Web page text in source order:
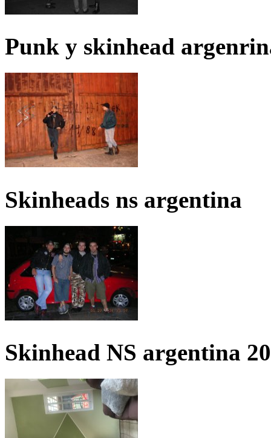
Punk y skinhead
Skinheads ns argentina
Skinhead NS argentina